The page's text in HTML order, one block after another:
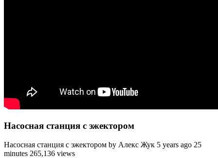
Насосная станция с эжектором
Насосная станция с эжектором by Алекс Жук 5 years ago 25
minutes 265,136 views